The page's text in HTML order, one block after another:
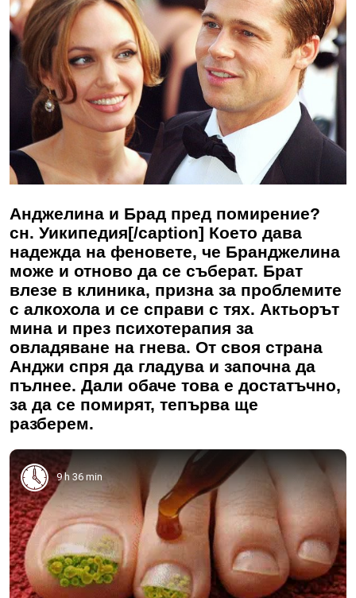
Анджелина и Брад пред помирение?
сн. Уикипедия[/caption] Което дава
надежда на феновете, че Бранджелина
може и отново да се съберат. Брат
влезе в клиника, призна за проблемите
с алкохола и се справи с тях. Актьорът
мина и през психотерапия за
овладяване на гнева. От своя страна
Анджи спря да гладува и започна да
пълнее. Дали обаче това е достатъчно,
за да се помирят, тепърва ще
разберем.
9 h 36 min